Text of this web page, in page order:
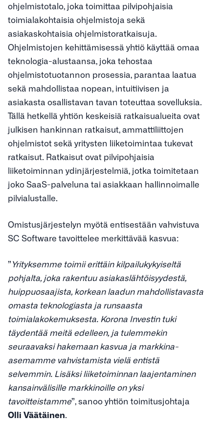
ohjelmistotalo, joka toimittaa pilvipohjaisia
toimialakohtaisia ohjelmistoja sekä
asiakaskohtaisia ohjelmistoratkaisuja.
Ohjelmistojen kehittämisessä yhtiö käyttää omaa
teknologia-alustaansa, joka tehostaa
ohjelmistotuotannon prosessia, parantaa laatua
sekä mahdollistaa nopean, intuitiivisen ja
asiakasta osallistavan tavan toteuttaa sovelluksia.
Tällä hetkellä yhtiön keskeisiä ratkaisualueita ovat
julkisen hankinnan ratkaisut, ammattiliittojen
ohjelmistot sekä yritysten liiketoimintaa tukevat
ratkaisut. Ratkaisut ovat pilvipohjaisia
liiketoiminnan ydinjärjestelmiä, jotka toimitetaan
joko SaaS-palveluna tai asiakkaan hallinnoimalle
pilvialustalle.
Omistusjärjestelyn myötä entisestään vahvistuva
SC Software tavoittelee merkittävää kasvua:
”Yrityksemme toimii erittäin kilpailukykyiseltä
pohjalta, joka rakentuu asiakaslähtöisyydestä,
huippuosaajista, korkean laadun mahdollistavasta
omasta teknologiasta ja runsaasta
toimialakokemuksesta. Korona Investin tuki
täydentää meitä edelleen, ja tulemmekin
seuraavaksi hakemaan kasvua ja markkina-
asemamme vahvistamista vielä entistä
selvemmin. Lisäksi liiketoiminnan laajentaminen
kansainvälisille markkinoille on yksi
tavoitteistamme”, sanoo yhtiön toimitusjohtaja
Olli Väätäinen.